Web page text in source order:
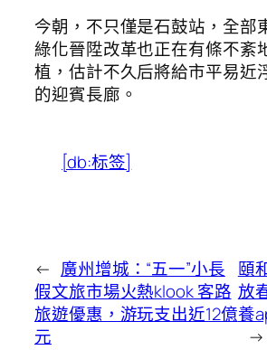
今朝，不只僅是石鼓站，全部
綠化晉陞改革也正在有條不紊
植，估計不久后將給市平易近
的迎賓長廊。
[db:标签]
← 廣州增城：“五一”小長
假文旅市場火熱klook 客路
旅遊優惠，游玩支出近12億
元
頤
放
養
→